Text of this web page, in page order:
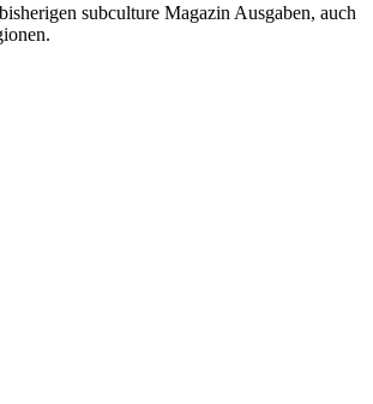
subculture Magazin Ausgaben, auch